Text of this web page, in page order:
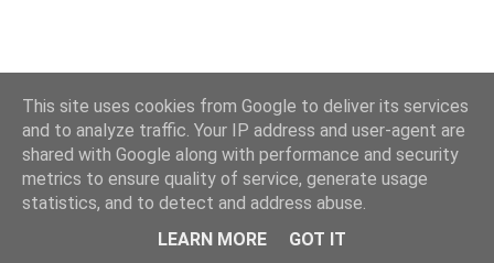
This site uses cookies from Google to deliver its services
and to analyze traffic. Your IP address and user-agent are
shared with Google along with performance and security
metrics to ensure quality of service, generate usage
statistics, and to detect and address abuse.
LEARN MORE
GOT IT